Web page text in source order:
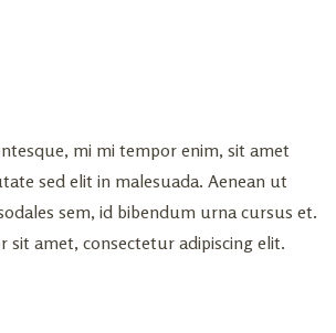
mi mi tempor enim, sit amet
sed elit in malesuada. Aenean ut
sem, id bibendum urna cursus et.
amet, consectetur adipiscing elit.